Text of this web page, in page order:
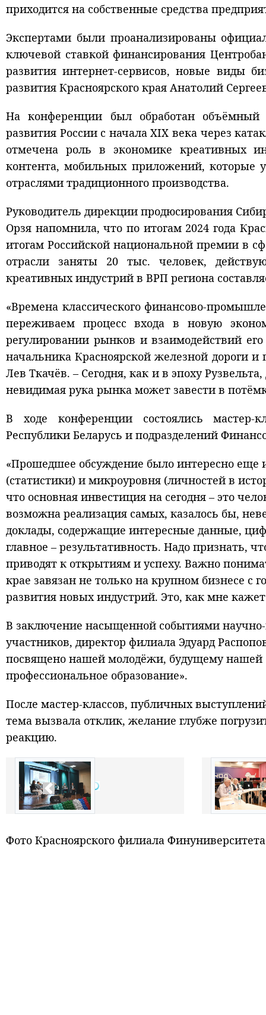
приходится на собственные средства
Экспертами были проанализированы
ключевой ставкой финансирования
развития интернет-сервисов, новые виды
развития Красноярского края Анатолий
На конференции был обработан объёмный
развития России с начала XIX века через
отмечена роль в экономике креативных
контента, мобильных приложений, которые
отраслями традиционного производства.
Руководитель дирекции продюсирования
Орзя напомнила, что по итогам 2024 года
итогам Российской национальной премии в
отрасли заняты 20 тыс. человек,
креативных индустрий в ВРП региона
«Времена классического финансово-
переживаем процесс входа в новую
регулировании рынков и взаимодействий
начальника Красноярской железной дороги и
Лев Ткачёв. – Сегодня, как и в эпоху
невидимая рука рынка может завести в
В ходе конференции состоялись мастер-
Республики Беларусь и подразделений
«Прошедшее обсуждение было интересно еще
(статистики) и микроуровня (личностей в
что основная инвестиция на сегодня – это
возможна реализация самых, казалось бы,
доклады, содержащие интересные данные,
главное – результативность. Надо признать,
приводят к открытиям и успеху. Важно
крае завязан не только на крупном бизнесе с
развития новых индустрий. Это, как мне
В заключение насыщенной событиями
участников, директор филиала Эдуард
посвящено нашей молодёжи, будущему нашей
профессиональное образование».
После мастер-классов, публичных
тема вызвала отклик, желание глубже
реакцию.
Фото Красноярского филиала